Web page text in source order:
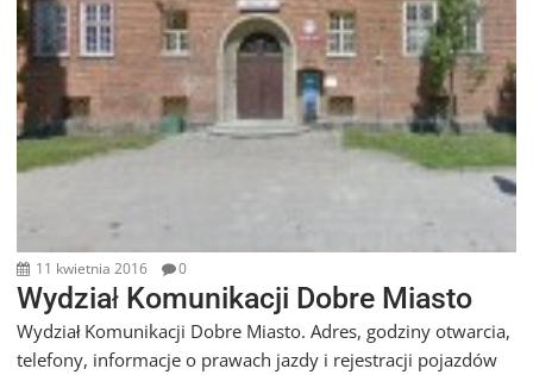
11 kwietnia 2016 0
Wydział Komunikacji Dobre Miasto
Wydział Komunikacji Dobre Miasto. Adres, godziny otwarcia,
telefony, informacje o prawach jazdy i rejestracji pojazdów